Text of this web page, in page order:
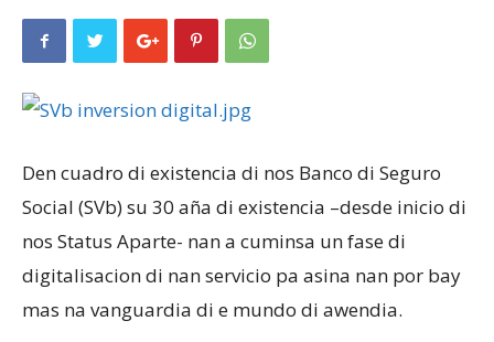
Aruba
Den cuadro di existencia di nos Banco di Seguro
Social (SVb) su 30 aña di existencia –desde inicio di
nos Status Aparte- nan a cuminsa un fase di
digitalisacion di nan servicio pa asina nan por bay
mas na vanguardia di e mundo di awendia.